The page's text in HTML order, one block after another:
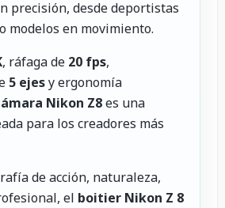
precisión, desde deportistas
modelos en movimiento.
, ráfaga de 20 fps,
5 ejesy ergonomía
Nikon Z8es una
para los creadores más
de acción, naturaleza,
el boitier Nikon Z 8